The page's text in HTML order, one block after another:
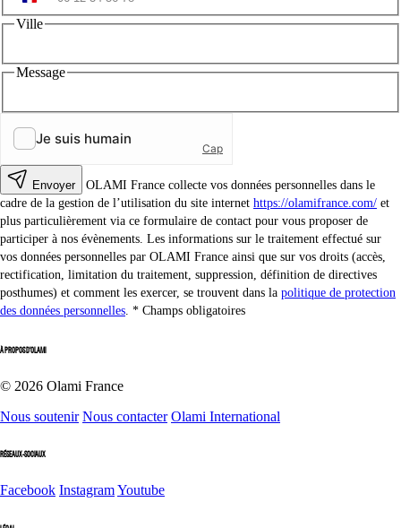
Ville
Message
Envoyer
OLAMI France collecte vos données personnelles dans le
cadre de la gestion de l’utilisation du site internet https://olamifrance.com/ et
plus particulièrement via ce formulaire de contact pour vous proposer de
participer à nos évènements. Les informations sur le traitement effectué sur
vos données personnelles par OLAMI France ainsi que sur vos droits (accès,
rectification, limitation du traitement, suppression, définition de directives
posthumes) et comment les exercer, se trouvent dans la politique de protection
des données personnelles
Champs obligatoires
À PROPOS D'OLAMI
© 2026 Olami France
Nous soutenir Nous contacter Olami International
RÉSEAUX-SOCIAUX
Facebook InstagramYoutube